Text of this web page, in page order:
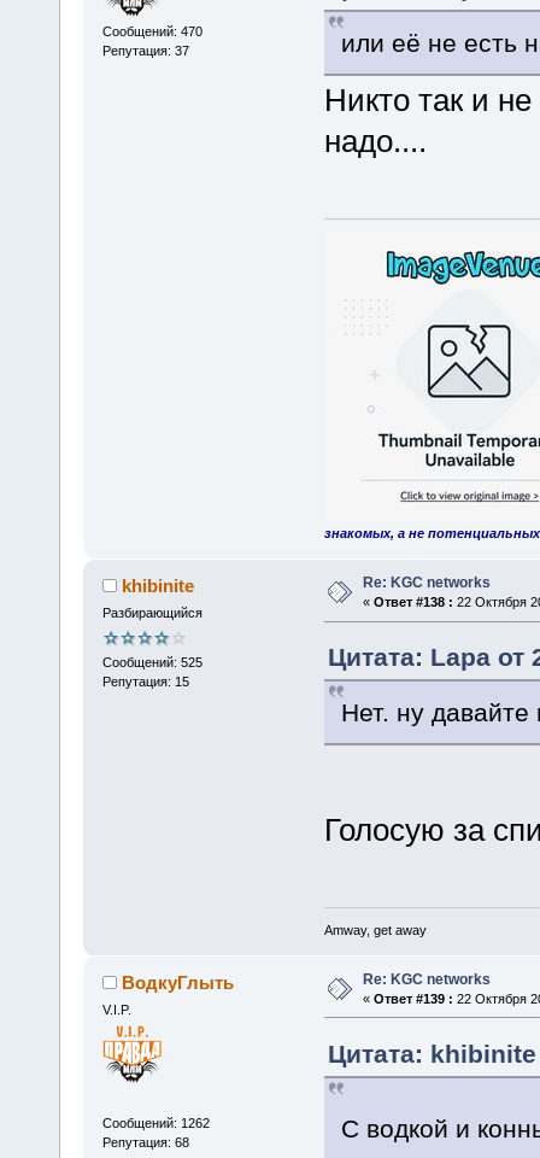
Сообщений: 470
Репутация: 37
или её не есть
Никто так и
надо....
знакомых, а не
khibinite
Разбирающийся
Сообщений: 525
Репутация: 15
Re: KGC networks
« Ответ #138 : 22 Октября
Цитата: Lapa от
Нет. ну
Голосую за
Amway, get away
ВодкуГлыть
V.I.P.
Сообщений: 1262
Репутация: 68
Re: KGC networks
« Ответ #139 : 22 Октября
Цитата: khibinite
С водкой и